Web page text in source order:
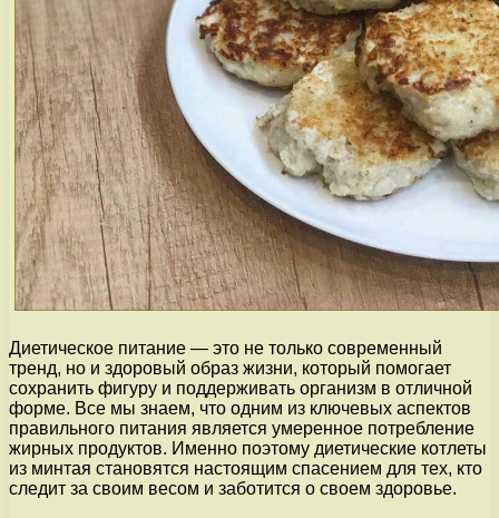
Диетическое питание — это не только современный
тренд, но и здоровый образ жизни, который помогает
сохранить фигуру и поддерживать организм в отличной
форме. Все мы знаем, что одним из ключевых аспектов
правильного питания является умеренное потребление
жирных продуктов. Именно поэтому диетические котлеты
из минтая становятся настоящим спасением для тех, кто
следит за своим весом и заботится о своем здоровье.